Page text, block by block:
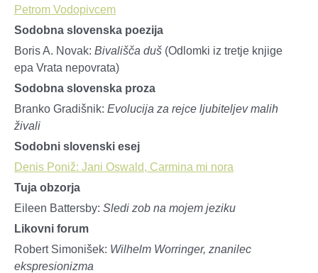
Petrom Vodopivcem
Sodobna slovenska poezija
Boris A. Novak: Bivališča duš (Odlomki iz tretje knjige
epa Vrata nepovrata)
Sodobna slovenska proza
Branko Gradišnik: Evolucija za rejce ljubiteljev malih
živali
Sodobni slovenski esej
Denis Poniž: Jani Oswald, Carmina mi nora
Tuja obzorja
Eileen Battersby: Sledi zob na mojem jeziku
Likovni forum
Robert Simonišek: Wilhelm Worringer, znanilec
ekspresionizma